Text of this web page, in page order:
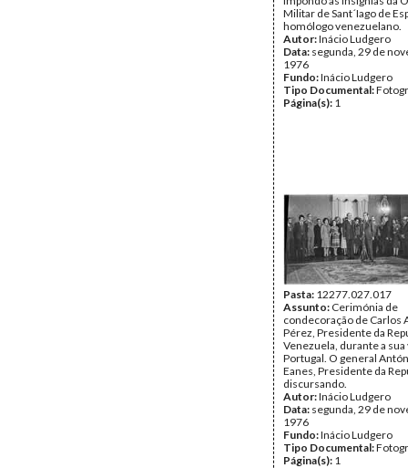
Militar de Sant´Iago de
homólogo venezuelano.
Autor:Inácio Ludgero
Data: segunda, 29 de
1976
Fundo:Inácio Ludgero
Tipo Documental:
Página(s): 1
Pasta: 12277.027.017
Assunto: Cerimónia de
condecoração de Carlos
Pérez, Presidente da
Venezuela, durante a sua
Portugal. O general
Eanes, Presidente da
discursando.
Autor:Inácio Ludgero
Data: segunda, 29 de
1976
Fundo:Inácio Ludgero
Tipo Documental:
Página(s): 1